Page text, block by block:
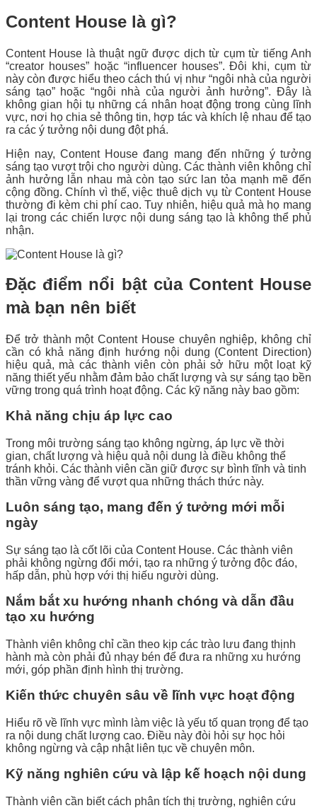
Content House là gì?
Content House là thuật ngữ được dịch từ cụm từ tiếng Anh
“creator houses” hoặc “influencer houses”. Đôi khi, cụm từ
này còn được hiểu theo cách thú vị như “ngôi nhà của người
sáng tạo” hoặc “ngôi nhà của người ảnh hưởng”. Đây là
không gian hội tụ những cá nhân hoạt động trong cùng lĩnh
vực, nơi họ chia sẻ thông tin, hợp tác và khích lệ nhau để tạo
ra các ý tưởng nội dung đột phá.
Hiện nay, Content House đang mang đến những ý tưởng
sáng tạo vượt trội cho người dùng. Các thành viên không chỉ
ảnh hưởng lẫn nhau mà còn tạo sức lan tỏa mạnh mẽ đến
cộng đồng. Chính vì thế, việc thuê dịch vụ từ Content House
thường đi kèm chi phí cao. Tuy nhiên, hiệu quả mà họ mang
lại trong các chiến lược nội dung sáng tạo là không thể phủ
nhận.
Đặc điểm nổi bật của Content House
mà bạn nên biết
Để trở thành một Content House chuyên nghiệp, không chỉ
cần có khả năng định hướng nội dung (Content Direction)
hiệu quả, mà các thành viên còn phải sở hữu một loạt kỹ
năng thiết yếu nhằm đảm bảo chất lượng và sự sáng tạo bền
vững trong quá trình hoạt động. Các kỹ năng này bao gồm:
Khả năng chịu áp lực cao
Trong môi trường sáng tạo không ngừng, áp lực về thời
gian, chất lượng và hiệu quả nội dung là điều không thể
tránh khỏi. Các thành viên cần giữ được sự bình tĩnh và tinh
thần vững vàng để vượt qua những thách thức này.
Luôn sáng tạo, mang đến ý tưởng mới mỗi
ngày
Sự sáng tạo là cốt lõi của Content House. Các thành viên
phải không ngừng đổi mới, tạo ra những ý tưởng độc đáo,
hấp dẫn, phù hợp với thị hiếu người dùng.
Nắm bắt xu hướng nhanh chóng và dẫn đầu
tạo xu hướng
Thành viên không chỉ cần theo kịp các trào lưu đang thịnh
hành mà còn phải đủ nhạy bén để đưa ra những xu hướng
mới, góp phần định hình thị trường.
Kiến thức chuyên sâu về lĩnh vực hoạt động
Hiểu rõ về lĩnh vực mình làm việc là yếu tố quan trọng để tạo
ra nội dung chất lượng cao. Điều này đòi hỏi sự học hỏi
không ngừng và cập nhật liên tục về chuyên môn.
Kỹ năng nghiên cứu và lập kế hoạch nội dung
Thành viên cần biết cách phân tích thị trường, nghiên cứu